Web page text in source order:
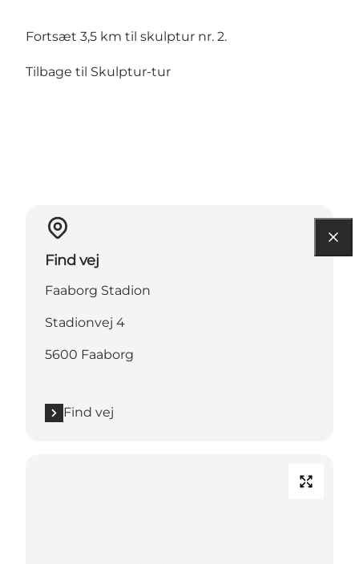
Fortsæt 3,5 km til skulptur nr. 2.
Tilbage til Skulptur-tur
Find vej
Faaborg Stadion
Stadionvej 4
5600 Faaborg
Find vej